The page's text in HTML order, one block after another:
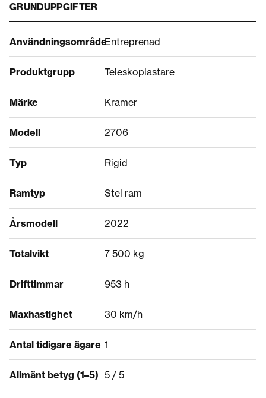
GRUNDUPPGIFTER
AnvändningsområdeEntreprenad
Produktgrupp Teleskoplastare
Märke Kramer
Modell 2706
Typ Rigid
Ramtyp Stel ram
Årsmodell 2022
Totalvikt 7 500 kg
Drifttimmar 953 h
Maxhastighet 30 km/h
Antal tidigare ägare 1
Allmänt betyg (1–5) 5 / 5